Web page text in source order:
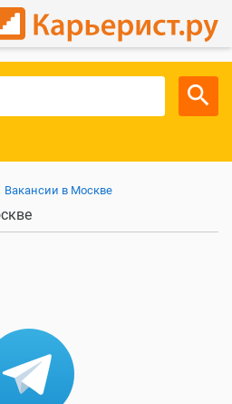
Вакансии в Москве